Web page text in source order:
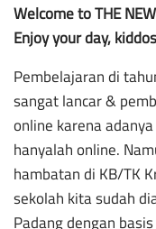
Welcome to THE
Enjoy your day,
Pembelajaran di
sangat lancar &
online karena
hanyalah online.
hambatan di KB/TK
sekolah kita sudah
Padang dengan